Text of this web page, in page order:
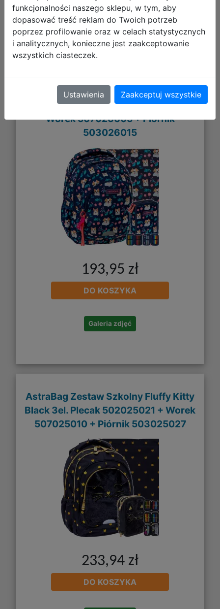
Galeria zdjęć
AstraBag Zestaw Szkolny Dear Puppy
3el. Plecak AB330 502026010 +
Worek 507026005 + Piórnik
503026015
193,95 zł
DO KOSZYKA
Galeria zdjęć
AstraBag Zestaw Szkolny Fluffy Kitty
Black 3el. Plecak 502025021 + Worek
507025010 + Piórnik 503025027
233,94 zł
DO KOSZYKA
funkcjonalności naszego sklepu, w tym, aby
dopasować treść reklam do Twoich potrzeb
poprzez profilowanie oraz w celach statystycznych
i analitycznych, konieczne jest zaakceptowanie
wszystkich ciasteczek.
Ustawienia Zaakceptuj wszystkie